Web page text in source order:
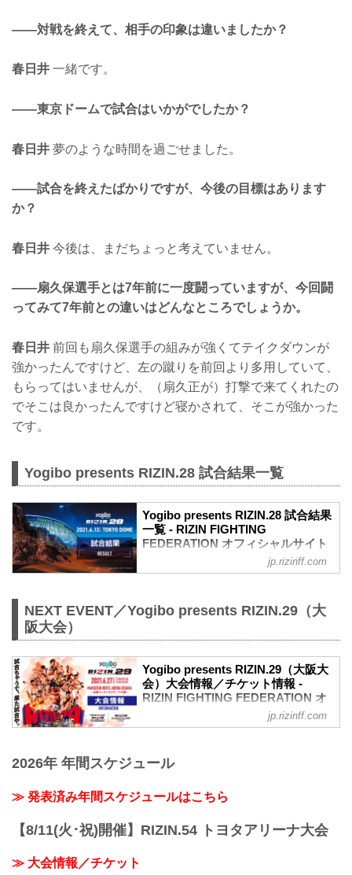
——対戦を終えて、相手の印象は違いましたか？
春日井 一緒です。
——東京ドームで試合はいかがでしたか？
春日井 夢のような時間を過ごせました。
——試合を終えたばかりですが、今後の目標はあります
か？
春日井 今後は、まだちょっと考えていません。
——扇久保選手とは7年前に一度闘っていますが、今回闘
ってみて7年前との違いはどんなところでしょうか。
春日井 前回も扇久保選手の組みが強くてテイクダウンが
強かったんですけど、左の蹴りを前回より多用していて、
もらってはいませんが、（扇久正が）打撃で来てくれたの
でそこは良かったんですけど寝かされて、そこが強かった
です。
Yogibo presents RIZIN.28 試合結果一覧
Yogibo presents RIZIN.28 試合結果
一覧 - RIZIN FIGHTING
FEDERATION オフィシャルサイト
第10試合／スペシャルワンマッチ 朝倉未
RIZIN MMAルール：5分 3R（66.0kg）
（LOSE）朝倉未来 vs. クレベル・コイケ
（WIN）
2R 1分51秒 S（テクニカルサブミッショ
ン：三角絞め）
≫ 試合結果詳細
第9試合／那須川天心vs.3人 スペシャル
マッチ
那須川天心vs.3人 スペシャルマッチ特別
（-）那須川天心 vs. 大﨑孔稀、
HIROYA、所...
jp.rizinff.com
NEXT EVENT／Yogibo presents RIZIN.29（大
阪大会）
Yogibo presents RIZIN.29（大阪大
会）大会情報／チケット情報 -
RIZIN FIGHTING FEDERATION オ
阪にて開催を予定しておりましたYogibo
（日）へ延期となりました。（ご購入の
チケットは延期日程にそのままご利用に
開催日延期に伴うチケットの払戻しに関
jp.rizinff.com
2026年 年間スケジュール
≫ 発表済み年間スケジュールはこちら
【8/11(火･祝)開催】RIZIN.54 トヨタアリーナ大会
≫ 大会情報／チケット